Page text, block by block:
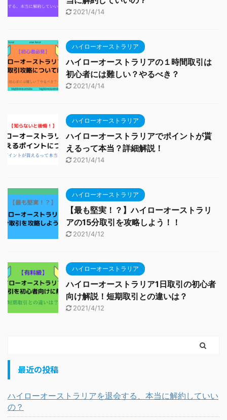
2021/4/14
ハイローオーストラリア
ハイローオーストラリアの１時間取引は
初心者には難しい？やるべき？
2021/4/14
ハイローオーストラリア
ハイローオーストラリアでポイントが貰
えるって本当？詳細解説！
2021/4/14
ハイローオーストラリア
【最も堅実！？】ハイローオーストラリ
アの15分取引を攻略しよう！！
2021/4/12
ハイローオーストラリア
ハイローオーストラリア1日取引の初心者
向け解説！短期取引との違いは？
2021/4/12
最近の投稿
ハイローオーストラリアを退会する、本当に解約していい
の？